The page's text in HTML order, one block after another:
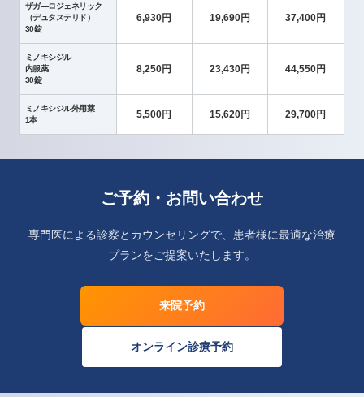
ザガ―ロジェネリック
（デュタステリド）
30錠
6,930円 19,690円 37,400円
ミノキシジル
内服薬
30錠
8,250円 23,430円 44,550円
ミノキシジル外用薬
1本
5,500円 15,620円 29,700円
ご予約・お問い合わせ
専門医による診察とカウンセリングで、患者様に最適な治療
プランをご提案いたします。
来院予約
オンライン診療予約